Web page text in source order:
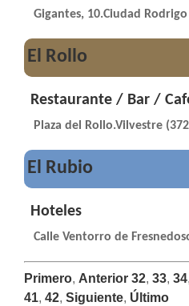
Gigantes, 10.Ciudad Rodrigo
El Rollo
Restaurante / Bar /
Plaza del Rollo.Vilvestre
El Rubio
Hoteles
Calle Ventorro de
Primero, Anterior 32, 33, 34,
41, 42, Siguiente, Último